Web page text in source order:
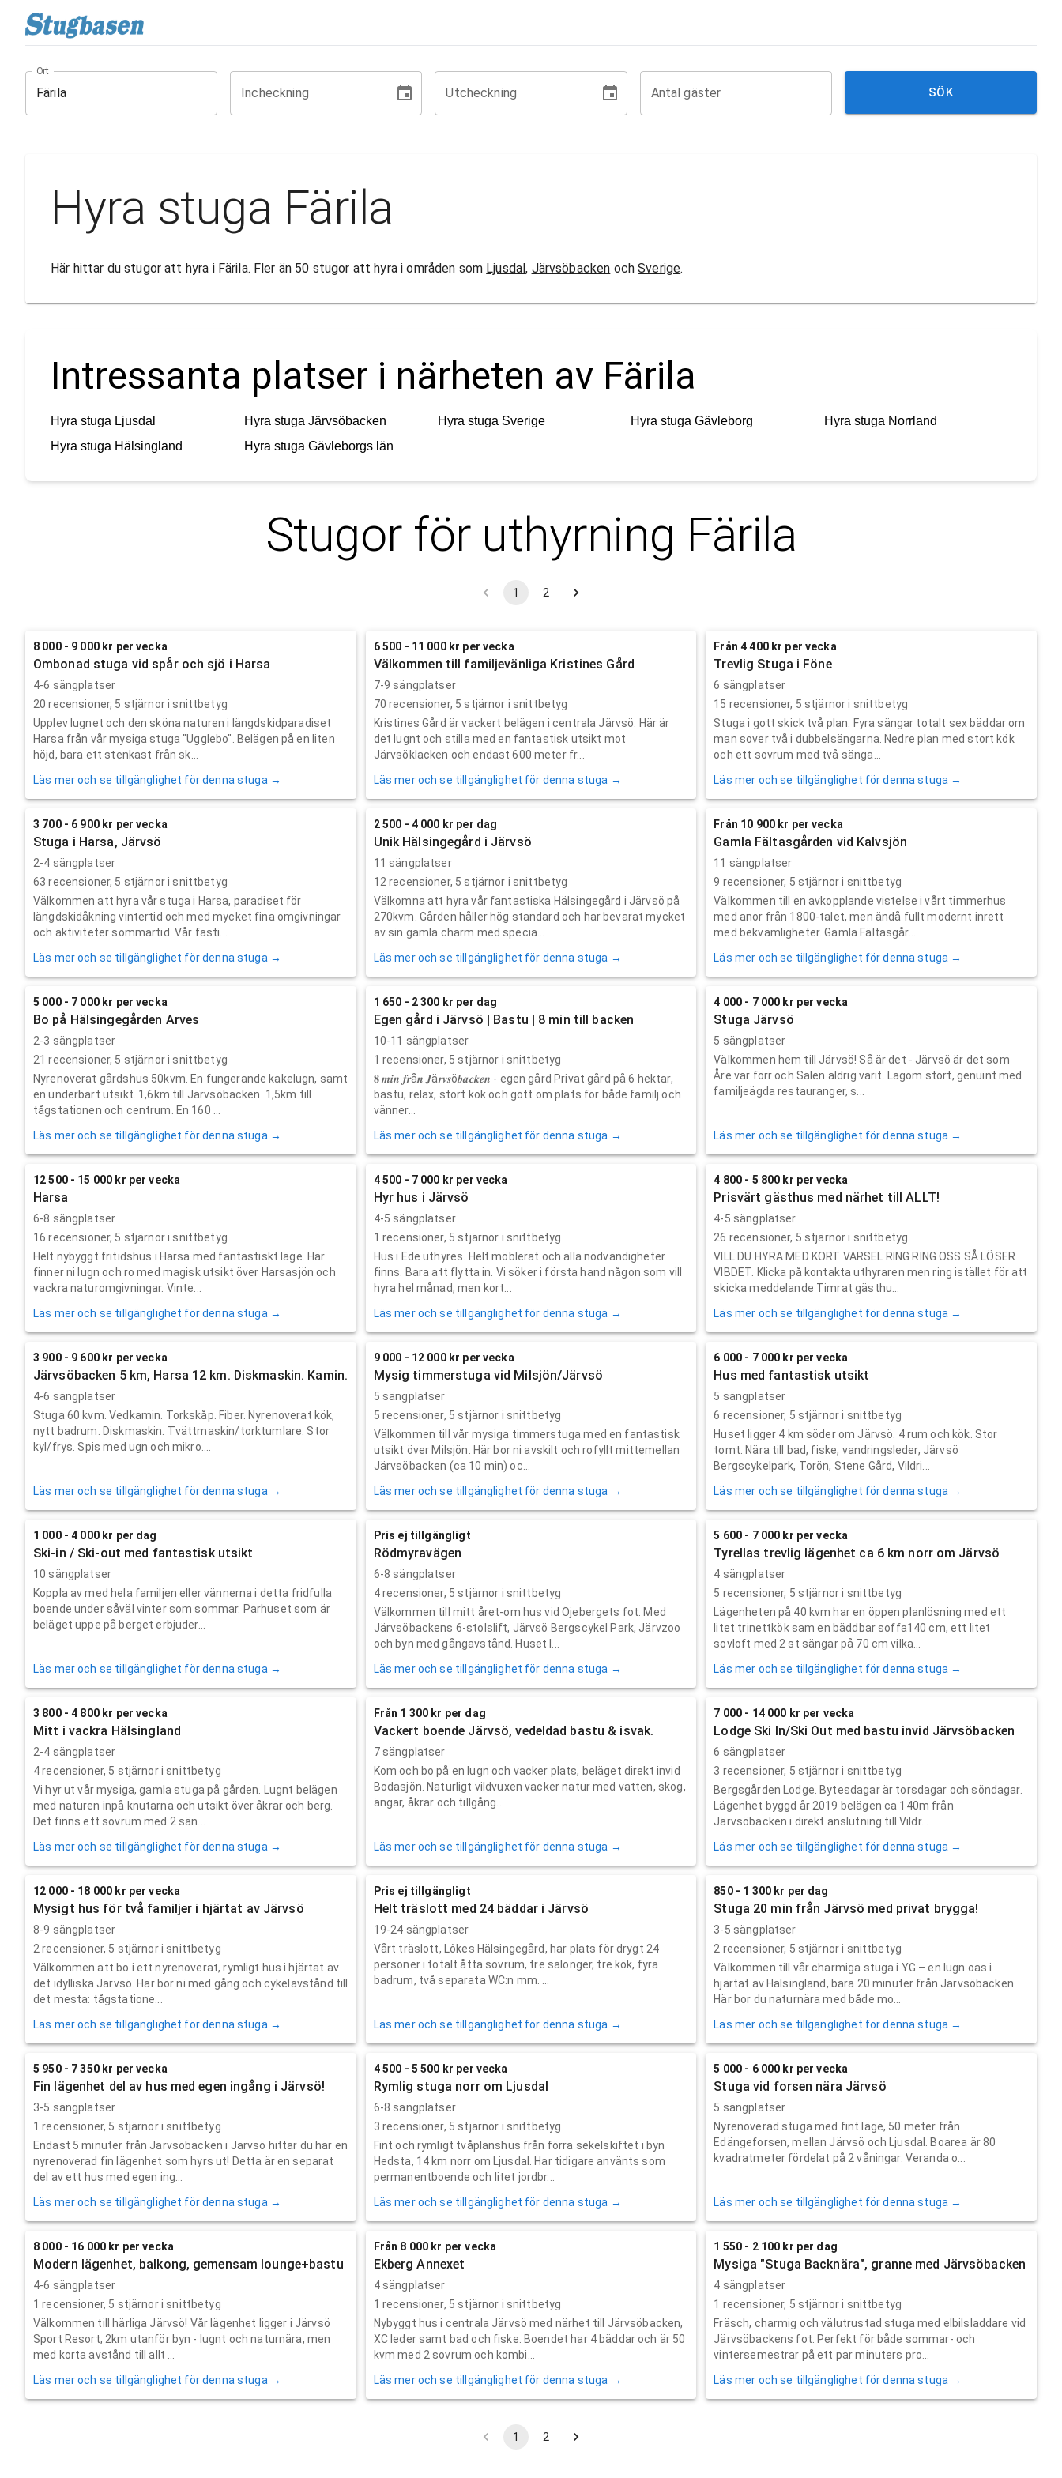
Ort
Incheckning Utcheckning Antal gäster SÖK
Hyra stuga Färila
Här hittar du stugor att hyra i Färila. Fler än 50 stugor att hyra i områden som Ljusdal, Järvsöbacken ochSverige.
Intressanta platser i närheten av Färila
Hyra stuga Ljusdal Hyra stuga Järvsöbacken Hyra stuga Sverige Hyra stuga Gävleborg Hyra stuga Norrland
Hyra stuga Hälsingland Hyra stuga Gävleborgs län
Stugor för uthyrning Färila
1 2
8 000 - 9 000 kr per vecka
Ombonad stuga vid spår och sjö i Harsa
4-6 sängplatser
20 recensioner, 5 stjärnor i snittbetyg
Upplev lugnet och den sköna naturen i längdskidparadiset
Harsa från vår mysiga stuga "Ugglebo". Belägen på en liten
höjd, bara ett stenkast från sk...
Läs mer och se tillgänglighet för denna stuga →
6 500 - 11 000 kr per vecka
Välkommen till familjevänliga Kristines Gård
7-9 sängplatser
70 recensioner, 5 stjärnor i snittbetyg
Kristines Gård är vackert belägen i centrala Järvsö. Här är
det lugnt och stilla med en fantastisk utsikt mot
Järvsöklacken och endast 600 meter fr...
Läs mer och se tillgänglighet för denna stuga →
Från 4 400 kr per vecka
Trevlig Stuga i Föne
6 sängplatser
15 recensioner, 5 stjärnor i snittbetyg
Stuga i gott skick två plan. Fyra sängar totalt sex bäddar om
man sover två i dubbelsängarna. Nedre plan med stort kök
och ett sovrum med två sänga...
Läs mer och se tillgänglighet för denna stuga →
3 700 - 6 900 kr per vecka
Stuga i Harsa, Järvsö
2-4 sängplatser
63 recensioner, 5 stjärnor i snittbetyg
Välkommen att hyra vår stuga i Harsa, paradiset för
längdskidåkning vintertid och med mycket fina omgivningar
och aktiviteter sommartid. Vår fasti...
Läs mer och se tillgänglighet för denna stuga →
2 500 - 4 000 kr per dag
Unik Hälsingegård i Järvsö
11 sängplatser
12 recensioner, 5 stjärnor i snittbetyg
Välkomna att hyra vår fantastiska Hälsingegård i Järvsö på
270kvm. Gården håller hög standard och har bevarat mycket
av sin gamla charm med specia...
Läs mer och se tillgänglighet för denna stuga →
Från 10 900 kr per vecka
Gamla Fältasgården vid Kalvsjön
11 sängplatser
9 recensioner, 5 stjärnor i snittbetyg
Välkommen till en avkopplande vistelse i vårt timmerhus
med anor från 1800-talet, men ändå fullt modernt inrett
med bekvämligheter. Gamla Fältasgår...
Läs mer och se tillgänglighet för denna stuga →
5 000 - 7 000 kr per vecka
Bo på Hälsingegården Arves
2-3 sängplatser
21 recensioner, 5 stjärnor i snittbetyg
Nyrenoverat gårdshus 50kvm. En fungerande kakelugn, samt
en underbart utsikt. 1,6km till Järvsöbacken. 1,5km till
tågstationen och centrum. En 160 ...
Läs mer och se tillgänglighet för denna stuga →
1 650 - 2 300 kr per dag
Egen gård i Järvsö | Bastu | 8 min till backen
10-11 sängplatser
1 recensioner, 5 stjärnor i snittbetyg
𝟖 𝒎𝒊𝒏 𝒇𝒓å𝒏 𝑱ä𝒓𝒗𝒔ö𝒃𝒂𝒄𝒌𝒆𝒏 - egen gård Privat gård på 6 hektar,
bastu, relax, stort kök och gott om plats för både familj och
vänner...
Läs mer och se tillgänglighet för denna stuga →
4 000 - 7 000 kr per vecka
Stuga Järvsö
5 sängplatser
Välkommen hem till Järvsö! Så är det - Järvsö är det som
Åre var förr och Sälen aldrig varit. Lagom stort, genuint med
familjeägda restauranger, s...
Läs mer och se tillgänglighet för denna stuga →
12 500 - 15 000 kr per vecka
Harsa
6-8 sängplatser
16 recensioner, 5 stjärnor i snittbetyg
Helt nybyggt fritidshus i Harsa med fantastiskt läge. Här
finner ni lugn och ro med magisk utsikt över Harsasjön och
vackra naturomgivningar. Vinte...
Läs mer och se tillgänglighet för denna stuga →
4 500 - 7 000 kr per vecka
Hyr hus i Järvsö
4-5 sängplatser
1 recensioner, 5 stjärnor i snittbetyg
Hus i Ede uthyres. Helt möblerat och alla nödvändigheter
finns. Bara att flytta in. Vi söker i första hand någon som vill
hyra hel månad, men kort...
Läs mer och se tillgänglighet för denna stuga →
4 800 - 5 800 kr per vecka
Prisvärt gästhus med närhet till ALLT!
4-5 sängplatser
26 recensioner, 5 stjärnor i snittbetyg
VILL DU HYRA MED KORT VARSEL RING RING OSS SÅ LÖSER
VIBDET. Klicka på kontakta uthyraren men ring istället för att
skicka meddelande Timrat gästhu...
Läs mer och se tillgänglighet för denna stuga →
3 900 - 9 600 kr per vecka
Järvsöbacken 5 km, Harsa 12 km. Diskmaskin. Kamin.
4-6 sängplatser
Stuga 60 kvm. Vedkamin. Torkskåp. Fiber. Nyrenoverat kök,
nytt badrum. Diskmaskin. Tvättmaskin/torktumlare. Stor
kyl/frys. Spis med ugn och mikro....
Läs mer och se tillgänglighet för denna stuga →
9 000 - 12 000 kr per vecka
Mysig timmerstuga vid Milsjön/Järvsö
5 sängplatser
5 recensioner, 5 stjärnor i snittbetyg
Välkommen till vår mysiga timmerstuga med en fantastisk
utsikt över Milsjön. Här bor ni avskilt och rofyllt mittemellan
Järvsöbacken (ca 10 min) oc...
Läs mer och se tillgänglighet för denna stuga →
6 000 - 7 000 kr per vecka
Hus med fantastisk utsikt
5 sängplatser
6 recensioner, 5 stjärnor i snittbetyg
Huset ligger 4 km söder om Järvsö. 4 rum och kök. Stor
tomt. Nära till bad, fiske, vandringsleder, Järvsö
Bergscykelpark, Torön, Stene Gård, Vildri...
Läs mer och se tillgänglighet för denna stuga →
1 000 - 4 000 kr per dag
Ski-in / Ski-out med fantastisk utsikt
10 sängplatser
Koppla av med hela familjen eller vännerna i detta fridfulla
boende under såväl vinter som sommar. Parhuset som är
beläget uppe på berget erbjuder...
Läs mer och se tillgänglighet för denna stuga →
Pris ej tillgängligt
Rödmyravägen
6-8 sängplatser
4recensioner, 5 stjärnor i snittbetyg
Välkommen till mitt året-om hus vid Öjebergets fot. Med
Järvsöbackens 6-stolslift, Järvsö Bergscykel Park, Järvzoo
och byn med gångavstånd. Huset l...
Läs mer och se tillgänglighet för denna stuga →
5 600 - 7 000 kr per vecka
Tyrellas trevlig lägenhet ca 6 km norr om Järvsö
4 sängplatser
5 recensioner, 5 stjärnor i snittbetyg
Lägenheten på 40 kvm har en öppen planlösning med ett
litet trinettkök sam en bäddbar soffa140 cm, ett litet
sovloft med 2 st sängar på 70 cm vilka...
Läs mer och se tillgänglighet för denna stuga →
3 800 - 4 800 kr per vecka
Mitt i vackra Hälsingland
2-4 sängplatser
4recensioner, 5 stjärnor i snittbetyg
Vi hyr ut vår mysiga, gamla stuga på gården. Lugnt belägen
med naturen inpå knutarna och utsikt över åkrar och berg.
Det finns ett sovrum med 2 sän...
Läs mer och se tillgänglighet för denna stuga →
Från 1 300 kr per dag
Vackert boende Järvsö, vedeldad bastu & isvak.
7 sängplatser
Kom och bo på en lugn och vacker plats, beläget direkt invid
Bodasjön. Naturligt vildvuxen vacker natur med vatten, skog,
ängar, åkrar och tillgång...
Läs mer och se tillgänglighet för denna stuga →
7 000 - 14 000 kr per vecka
Lodge Ski In/Ski Out med bastu invid Järvsöbacken
6 sängplatser
3 recensioner, 5 stjärnor i snittbetyg
Bergsgården Lodge. Bytesdagar är torsdagar och söndagar.
Lägenhet byggd år 2019 belägen ca 140m från
Järvsöbacken i direkt anslutning till Vildr...
Läs mer och se tillgänglighet för denna stuga →
12 000 - 18 000 kr per vecka
Mysigt hus för två familjer i hjärtat av Järvsö
8-9 sängplatser
2 recensioner, 5 stjärnor i snittbetyg
Välkommen att bo i ett nyrenoverat, rymligt hus i hjärtat av
det idylliska Järvsö. Här bor ni med gång och cykelavstånd till
det mesta: tågstatione...
Läs mer och se tillgänglighet för denna stuga →
Pris ej tillgängligt
Helt träslott med 24 bäddar i Järvsö
19-24 sängplatser
Vårt träslott, Lôkes Hälsingegård, har plats för drygt 24
personer i totalt åtta sovrum, tre salonger, tre kök, fyra
badrum, två separata WC:n mm. ...
Läs mer och se tillgänglighet för denna stuga →
850 - 1 300 kr per dag
Stuga 20 min från Järvsö med privat brygga!
3-5 sängplatser
2 recensioner, 5 stjärnor i snittbetyg
Välkommen till vår charmiga stuga i YG – en lugn oas i
hjärtat av Hälsingland, bara 20 minuter från Järvsöbacken.
Här bor du naturnära med både mo...
Läs mer och se tillgänglighet för denna stuga →
5 950 - 7 350 kr per vecka
Fin lägenhet del av hus med egen ingång i Järvsö!
3-5 sängplatser
1 recensioner, 5 stjärnor i snittbetyg
Endast 5 minuter från Järvsöbacken i Järvsö hittar du här en
nyrenoverad fin lägenhet som hyrs ut! Detta är en separat
del av ett hus med egen ing...
Läs mer och se tillgänglighet för denna stuga →
4 500 - 5 500 kr per vecka
Rymlig stuga norr om Ljusdal
6-8 sängplatser
3 recensioner, 5 stjärnor i snittbetyg
Fint och rymligt tvåplanshus från förra sekelskiftet i byn
Hedsta, 14 km norr om Ljusdal. Har tidigare använts som
permanentboende och litet jordbr...
Läs mer och se tillgänglighet för denna stuga →
5 000 - 6 000 kr per vecka
Stuga vid forsen nära Järvsö
5 sängplatser
Nyrenoverad stuga med fint läge, 50 meter från
Edängeforsen, mellan Järvsö och Ljusdal. Boarea är 80
kvadratmeter fördelat på 2 våningar. Veranda o...
Läs mer och se tillgänglighet för denna stuga →
8 000 - 16 000 kr per vecka
Modern lägenhet, balkong, gemensam lounge+bastu
4-6 sängplatser
1 recensioner, 5 stjärnor i snittbetyg
Välkommen till härliga Järvsö! Vår lägenhet ligger i Järvsö
Sport Resort, 2km utanför byn - lugnt och naturnära, men
med korta avstånd till allt ...
Läs mer och se tillgänglighet för denna stuga →
Från 8 000 kr per vecka
Ekberg Annexet
4 sängplatser
1 recensioner, 5 stjärnor i snittbetyg
Nybyggt hus i centrala Järvsö med närhet till Järvsöbacken,
XC leder samt bad och fiske. Boendet har 4 bäddar och är 50
kvm med 2 sovrum och kombi...
Läs mer och se tillgänglighet för denna stuga →
1 550 - 2 100 kr per dag
Mysiga "Stuga Backnära", granne med Järvsöbacken
4 sängplatser
1 recensioner, 5 stjärnor i snittbetyg
Fräsch, charmig och välutrustad stuga med elbilsladdare vid
Järvsöbackens fot. Perfekt för både sommar- och
vintersemestrar på ett par minuters pro...
Läs mer och se tillgänglighet för denna stuga →
1 2